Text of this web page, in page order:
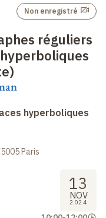
réguliers
Non enregistré
hyperboliques
Paris
13
NOV
2024